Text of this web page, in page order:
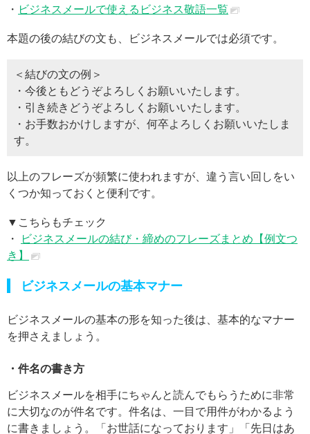
・ ビジネスメールで使えるビジネス敬語一覧
本題の後の結びの文も、ビジネスメールでは必須です。
＜結びの文の例＞
・今後ともどうぞよろしくお願いいたします。
・引き続きどうぞよろしくお願いいたします。
・お手数おかけしますが、何卒よろしくお願いいたしま
す。
以上のフレーズが頻繁に使われますが、違う言い回しをい
くつか知っておくと便利です。
▼こちらもチェック
・
ビジネスメールの結び・締めのフレーズまとめ【例文つ
き】
ビジネスメールの基本マナー
ビジネスメールの基本の形を知った後は、基本的なマナー
を押さえましょう。
・件名の書き方
ビジネスメールを相手にちゃんと読んでもらうために非常
に大切なのが件名です。件名は、一目で用件がわかるよう
に書きましょう。「お世話になっております」「先日はあ